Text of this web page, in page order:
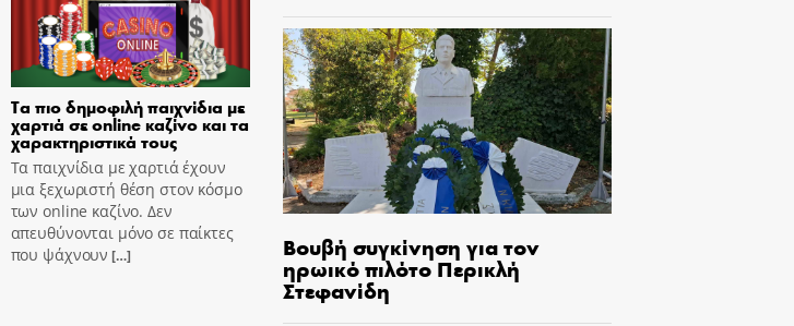
Τα πιο δημοφιλή παιχνίδια με
χαρτιά σε online καζίνο και τα
χαρακτηριστικά τους
Τα παιχνίδια με χαρτιά έχουν
μια ξεχωριστή θέση στον κόσμο
των online καζίνο. Δεν
απευθύνονται μόνο σε παίκτες
που ψάχνουν […] Βουβή συγκίνηση για τον
ηρωικό πιλότο Περικλή
Στεφανίδη